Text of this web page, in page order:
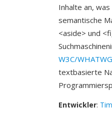
Inhalte an,
semantische
<aside> und
W3C/WHATWG
textbasierte
Entwickler: